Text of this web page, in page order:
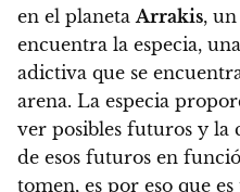
en el planeta Arrakis,
encuentra la especia,
adictiva que se
arena. La especia
ver posibles futuros y la
de esos futuros en
tomen, es por eso que es